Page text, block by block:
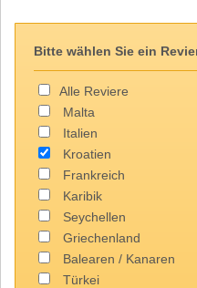
Bitte wählen Sie ein
Alle Reviere
Malta
Italien
Kroatien
Frankreich
Karibik
Seychellen
Griechenland
Balearen / Kanaren
Türkei